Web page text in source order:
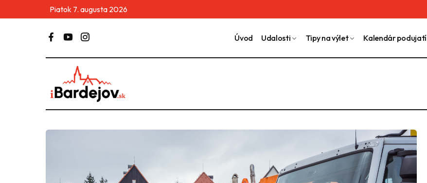
Piatok 7. augusta 2026
Úvod Udalosti Tipy na výlet Kalendár podujatí